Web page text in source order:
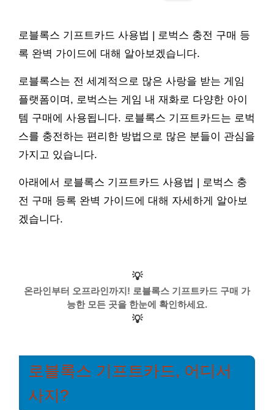
로블록스 기프트카드 사용법 | 로벅스 충전 구매 등
록 완벽 가이드에 대해 알아보겠습니다.
로블록스는 전 세계적으로 많은 사랑을 받는 게임
플랫폼이며, 로벅스는 게임 내 재화로 다양한 아이
템 구매에 사용됩니다. 로블록스 기프트카드는 로벅
스를 충전하는 편리한 방법으로 많은 분들이 관심을
가지고 있습니다.
아래에서 로블록스 기프트카드 사용법 | 로벅스 충
전 구매 등록 완벽 가이드에 대해 자세하게 알아보
겠습니다.
💡
온라인부터 오프라인까지! 로블록스 기프트카드 구매 가
능한 모든 곳을 한눈에 확인하세요.
💡
로블록스 기프트카드, 어디서
사지?